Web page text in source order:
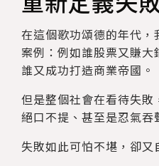
在這個歌功頌德的年代
案例：例如誰股票又賺大
誰又成功打造商業帝國。
但是整個社會在看待失敗
絕口不提、甚至是忍氣吞
失敗如此可怕不堪，卻又